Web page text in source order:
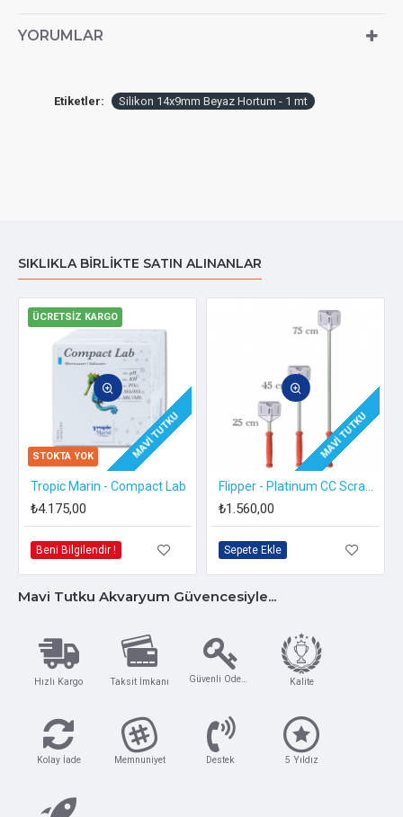
YORUMLAR
Etiketler: Silikon 14x9mm Beyaz Hortum - 1 mt
SIKLIKLA BIRLIKTE SATIN ALINANLAR
MAVI TUTKU
ÜCRETSIZ KARGO
STOKTA YOK
Tropic Marin - Compact Lab
₺4.175,00
Beni Bilgilendir !
MAVI TUTKU
Flipper - Platinum CC Scraper 28'' ( Saplı Kazıyıcı ) - 70 cm
₺1.560,00
Sepete Ekle
Mavi Tutku Akvaryum Güvencesiyle...
Hızlı Kargo Taksit İmkanı Güvenli Ödeme Kalite
Kolay İade Memnuniyet Destek 5 Yıldız